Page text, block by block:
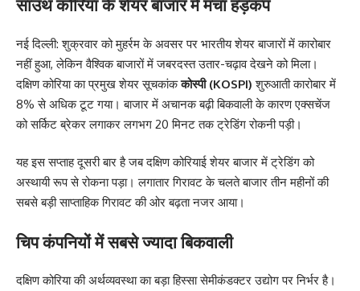
साउथ कोरिया के शेयर बाजार में मचा हड़कंप
नई दिल्ली: शुक्रवार को मुहर्रम के अवसर पर भारतीय शेयर बाजारों में कारोबार
नहीं हुआ, लेकिन वैश्विक बाजारों में जबरदस्त उतार-चढ़ाव देखने को मिला।
दक्षिण कोरिया का प्रमुख शेयर सूचकांककोस्पी (KOSPI) शुरुआती कारोबार में
8% से अधिक टूट गया। बाजार में अचानक बढ़ी बिकवाली के कारण एक्सचेंज
को सर्किट ब्रेकर लगाकर लगभग 20 मिनट तक ट्रेडिंग रोकनी पड़ी।
यह इस सप्ताह दूसरी बार है जब दक्षिण कोरियाई शेयर बाजार में ट्रेडिंग को
अस्थायी रूप से रोकना पड़ा। लगातार गिरावट के चलते बाजार तीन महीनों की
सबसे बड़ी साप्ताहिक गिरावट की ओर बढ़ता नजर आया।
चिप कंपनियों में सबसे ज्यादा बिकवाली
दक्षिण कोरिया की अर्थव्यवस्था का बड़ा हिस्सा सेमीकंडक्टर उद्योग पर निर्भर है।